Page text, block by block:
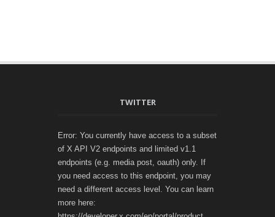
TWITTER
Error: You currently have access to a subset
of X API V2 endpoints and limited v1.1
endpoints (e.g. media post, oauth) only. If
you need access to this endpoint, you may
need a different access level. You can learn
more here: